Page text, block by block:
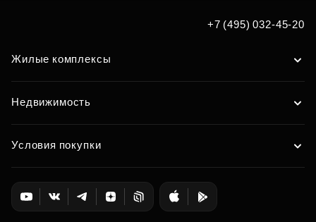
+7 (495) 032-45-20
Жилые комплексы
Недвижимость
Условия покупки